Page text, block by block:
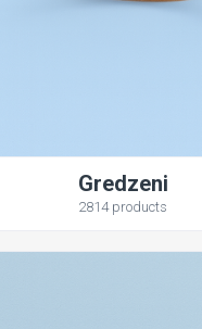
Gredzeni
2814 products